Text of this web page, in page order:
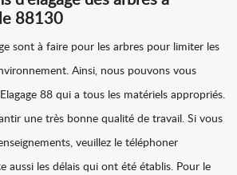
le 88130
sont à faire pour les arbres pour limiter les
Ainsi, nous pouvons vous
88 qui a tous les matériels appropriés.
une très bonne qualité de travail. Si vous
veuillez le téléphoner
aussi les délais qui ont été établis. Pour le